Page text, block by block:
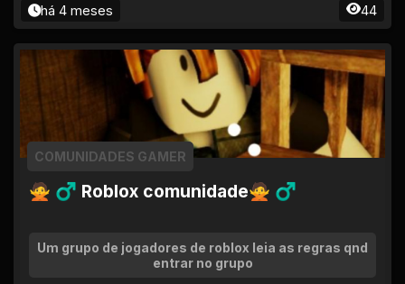
há 4 meses 44
🙅 ♂ Roblox comunidade🙅 ♂
COMUNIDADES GAMER
Um grupo de jogadores de roblox leia as regras qnd
entrar no grupo